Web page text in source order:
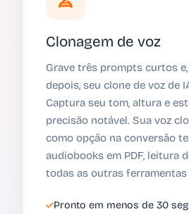
Clonagem de voz
Grave três prompts curtos
depois, seu clone de voz de
Captura seu tom, altura e
precisão notável. Sua voz
como opção na conversão
audiobooks em PDF, leitura
todas as outras
Pronto em menos de 30